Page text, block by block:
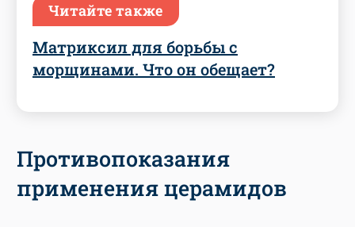
Читайте также
Матриксил для борьбы с
морщинами. Что он обещает?
Противопоказания
применения церамидов